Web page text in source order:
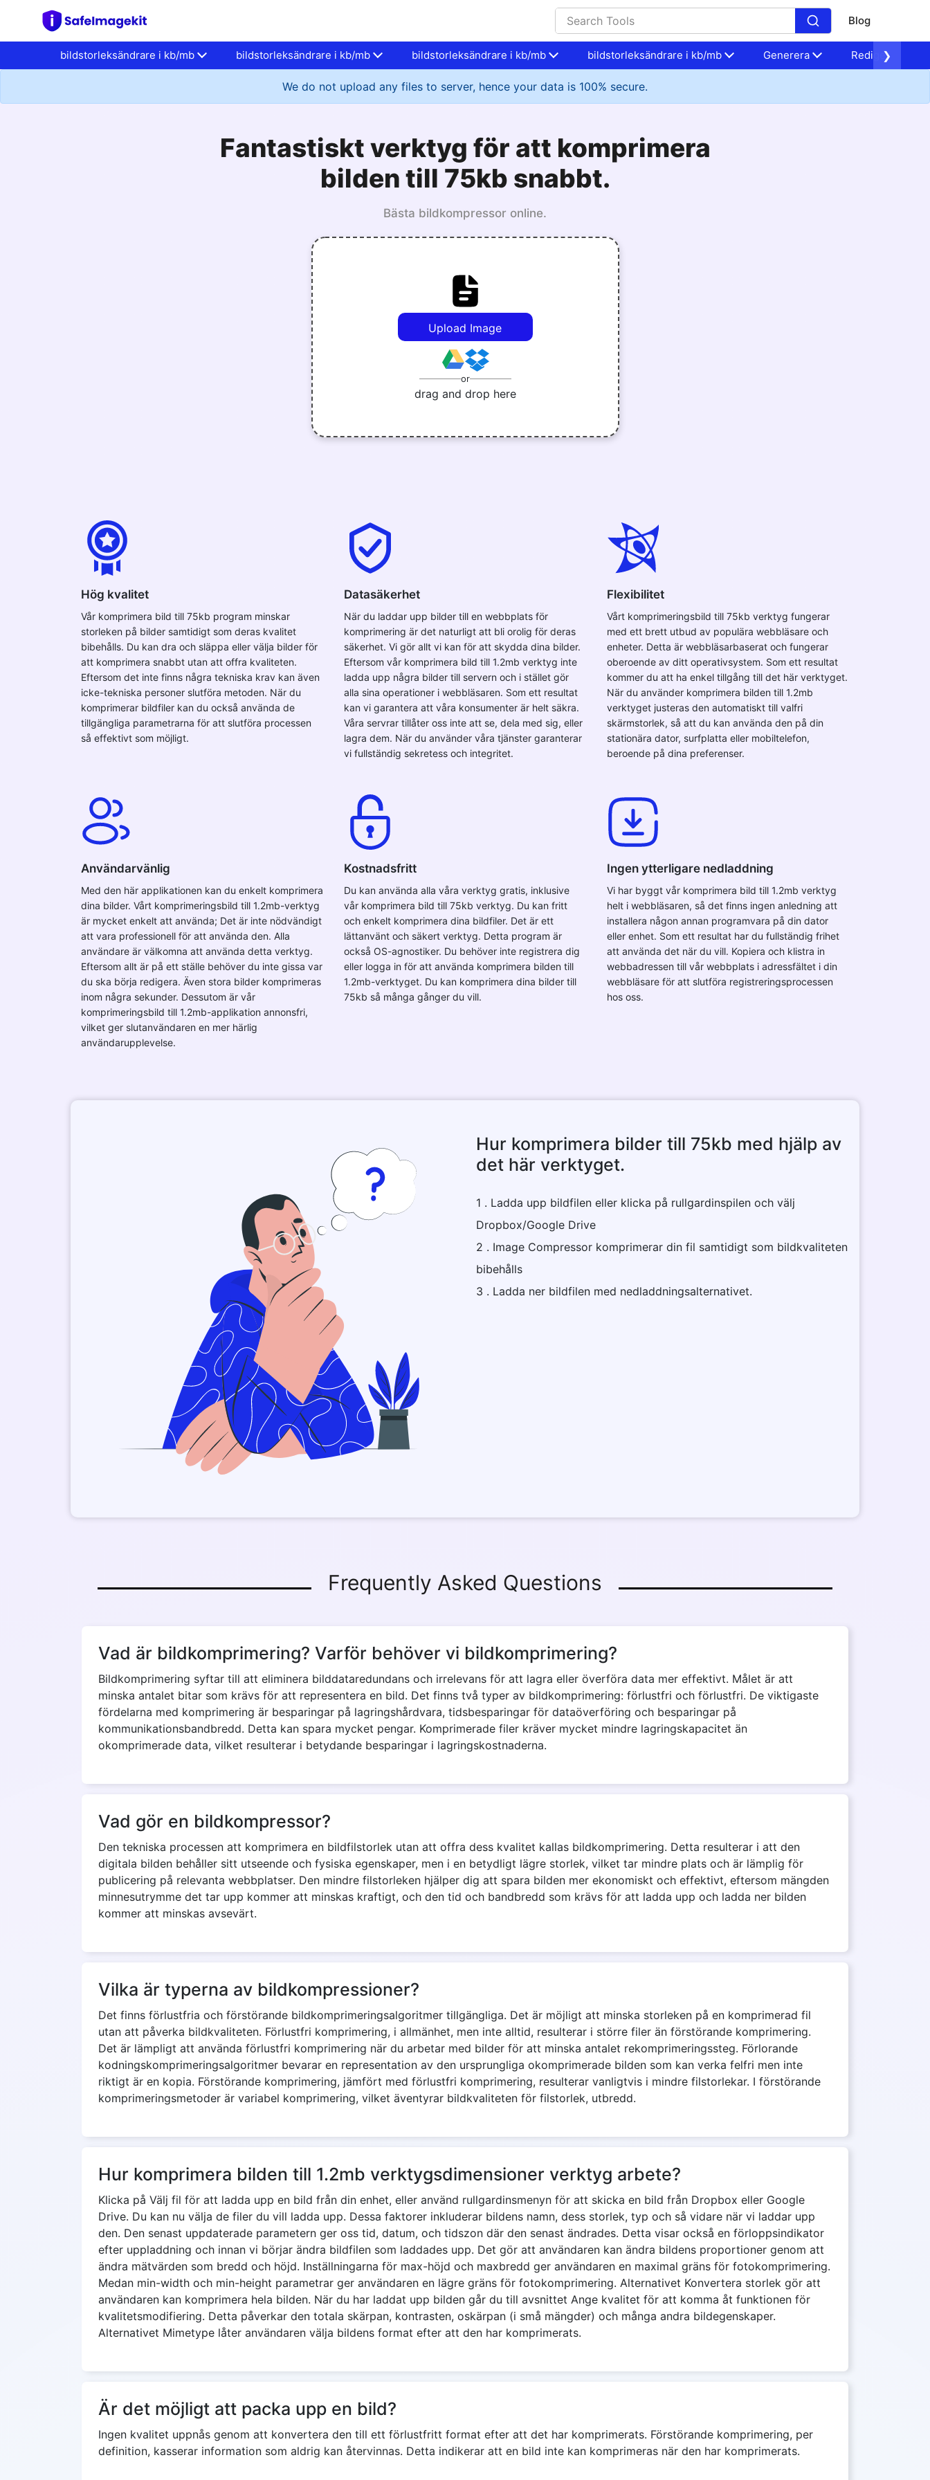
Blog
bildstorleksändrare i kb/mb bildstorleksändrare i kb/mb bildstorleksändrare i kb/mb bildstorleksändrare i kb/mb Generera Redigera
❯
We do not upload any files to server, hence your data is 100% secure.
Fantastiskt verktyg för att komprimera
bilden till 75kb snabbt.
Bästa bildkompressor online.
Upload Image
or
drag and drop here
Hög kvalitet
Vår komprimera bild till 75kb program minskar
storleken på bilder samtidigt som deras kvalitet
bibehålls. Du kan dra och släppa eller välja bilder för
att komprimera snabbt utan att offra kvaliteten.
Eftersom det inte finns några tekniska krav kan även
icke-tekniska personer slutföra metoden. När du
komprimerar bildfiler kan du också använda de
tillgängliga parametrarna för att slutföra processen
så effektivt som möjligt.
Datasäkerhet
När du laddar upp bilder till en webbplats för
komprimering är det naturligt att bli orolig för deras
säkerhet. Vi gör allt vi kan för att skydda dina bilder.
Eftersom vår komprimera bild till 1.2mb verktyg inte
ladda upp några bilder till servern och i stället gör
alla sina operationer i webbläsaren. Som ett resultat
kan vi garantera att våra konsumenter är helt säkra.
Våra servrar tillåter oss inte att se, dela med sig, eller
lagra dem. När du använder våra tjänster garanterar
vi fullständig sekretess och integritet.
Flexibilitet
Vårt komprimeringsbild till 75kb verktyg fungerar
med ett brett utbud av populära webbläsare och
enheter. Detta är webbläsarbaserat och fungerar
oberoende av ditt operativsystem. Som ett resultat
kommer du att ha enkel tillgång till det här verktyget.
När du använder komprimera bilden till 1.2mb
verktyget justeras den automatiskt till valfri
skärmstorlek, så att du kan använda den på din
stationära dator, surfplatta eller mobiltelefon,
beroende på dina preferenser.
Användarvänlig
Med den här applikationen kan du enkelt komprimera
dina bilder. Vårt komprimeringsbild till 1.2mb-verktyg
är mycket enkelt att använda; Det är inte nödvändigt
att vara professionell för att använda den. Alla
användare är välkomna att använda detta verktyg.
Eftersom allt är på ett ställe behöver du inte gissa var
du ska börja redigera. Även stora bilder komprimeras
inom några sekunder. Dessutom är vår
komprimeringsbild till 1.2mb-applikation annonsfri,
vilket ger slutanvändaren en mer härlig
användarupplevelse.
Kostnadsfritt
Du kan använda alla våra verktyg gratis, inklusive
vår komprimera bild till 75kb verktyg. Du kan fritt
och enkelt komprimera dina bildfiler. Det är ett
lättanvänt och säkert verktyg. Detta program är
också OS-agnostiker. Du behöver inte registrera dig
eller logga in för att använda komprimera bilden till
1.2mb-verktyget. Du kan komprimera dina bilder till
75kb så många gånger du vill.
Ingen ytterligare nedladdning
Vi har byggt vår komprimera bild till 1.2mb verktyg
helt i webbläsaren, så det finns ingen anledning att
installera någon annan programvara på din dator
eller enhet. Som ett resultat har du fullständig frihet
att använda det när du vill. Kopiera och klistra in
webbadressen till vår webbplats i adressfältet i din
webbläsare för att slutföra registreringsprocessen
hos oss.
Hur komprimera bilder till 75kb med hjälp av
det här verktyget.
1 . Ladda upp bildfilen eller klicka på rullgardinspilen och välj
Dropbox/Google Drive
2 . Image Compressor komprimerar din fil samtidigt som bildkvaliteten
bibehålls
3 . Ladda ner bildfilen med nedladdningsalternativet.
Frequently Asked Questions
Vad är bildkomprimering? Varför behöver vi bildkomprimering?
Bildkomprimering syftar till att eliminera bilddataredundans och irrelevans för att lagra eller överföra data mer effektivt. Målet är att
minska antalet bitar som krävs för att representera en bild. Det finns två typer av bildkomprimering: förlustfri och förlustfri. De viktigaste
fördelarna med komprimering är besparingar på lagringshårdvara, tidsbesparingar för dataöverföring och besparingar på
kommunikationsbandbredd. Detta kan spara mycket pengar. Komprimerade filer kräver mycket mindre lagringskapacitet än
okomprimerade data, vilket resulterar i betydande besparingar i lagringskostnaderna.
Vad gör en bildkompressor?
Den tekniska processen att komprimera en bildfilstorlek utan att offra dess kvalitet kallas bildkomprimering. Detta resulterar i att den
digitala bilden behåller sitt utseende och fysiska egenskaper, men i en betydligt lägre storlek, vilket tar mindre plats och är lämplig för
publicering på relevanta webbplatser. Den mindre filstorleken hjälper dig att spara bilden mer ekonomiskt och effektivt, eftersom mängden
minnesutrymme det tar upp kommer att minskas kraftigt, och den tid och bandbredd som krävs för att ladda upp och ladda ner bilden
kommer att minskas avsevärt.
Vilka är typerna av bildkompressioner?
Det finns förlustfria och förstörande bildkomprimeringsalgoritmer tillgängliga. Det är möjligt att minska storleken på en komprimerad fil
utan att påverka bildkvaliteten. Förlustfri komprimering, i allmänhet, men inte alltid, resulterar i större filer än förstörande komprimering.
Det är lämpligt att använda förlustfri komprimering när du arbetar med bilder för att minska antalet rekomprimeringssteg. Förlorande
kodningskomprimeringsalgoritmer bevarar en representation av den ursprungliga okomprimerade bilden som kan verka felfri men inte
riktigt är en kopia. Förstörande komprimering, jämfört med förlustfri komprimering, resulterar vanligtvis i mindre filstorlekar. I förstörande
komprimeringsmetoder är variabel komprimering, vilket äventyrar bildkvaliteten för filstorlek, utbredd.
Hur komprimera bilden till 1.2mb verktygsdimensioner verktyg arbete?
Klicka på Välj fil för att ladda upp en bild från din enhet, eller använd rullgardinsmenyn för att skicka en bild från Dropbox eller Google
Drive. Du kan nu välja de filer du vill ladda upp. Dessa faktorer inkluderar bildens namn, dess storlek, typ och så vidare när vi laddar upp
den. Den senast uppdaterade parametern ger oss tid, datum, och tidszon där den senast ändrades. Detta visar också en förloppsindikator
efter uppladdning och innan vi börjar ändra bildfilen som laddades upp. Det gör att användaren kan ändra bildens proportioner genom att
ändra mätvärden som bredd och höjd. Inställningarna för max-höjd och maxbredd ger användaren en maximal gräns för fotokomprimering.
Medan min-width och min-height parametrar ger användaren en lägre gräns för fotokomprimering. Alternativet Konvertera storlek gör att
användaren kan komprimera hela bilden. När du har laddat upp bilden går du till avsnittet Ange kvalitet för att komma åt funktionen för
kvalitetsmodifiering. Detta påverkar den totala skärpan, kontrasten, oskärpan (i små mängder) och många andra bildegenskaper.
Alternativet Mimetype låter användaren välja bildens format efter att den har komprimerats.
Är det möjligt att packa upp en bild?
Ingen kvalitet uppnås genom att konvertera den till ett förlustfritt format efter att det har komprimerats. Förstörande komprimering, per
definition, kasserar information som aldrig kan återvinnas. Detta indikerar att en bild inte kan komprimeras när den har komprimerats.